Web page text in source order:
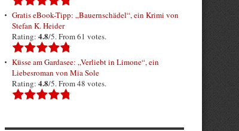
Gratis eBook-Tipp: „Bauernschädel“, ein Krimi von
Stefan K. Heider
Rating: 4.8/5. From 61 votes.
Küsse am Gardasee: „Verliebt in Limone“, ein
Liebesroman von Mia Sole
Rating: 4.8/5. From 48 votes.